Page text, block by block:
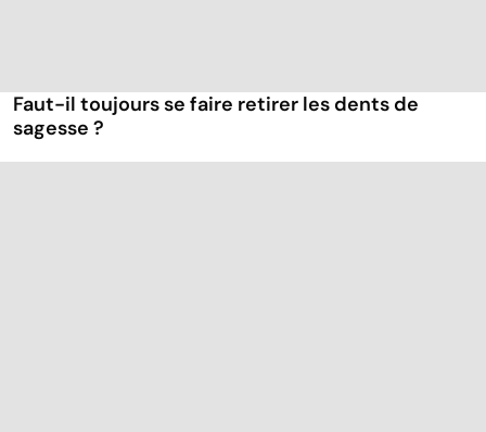
Faut-il toujours se faire retirer les dents de
sagesse ?